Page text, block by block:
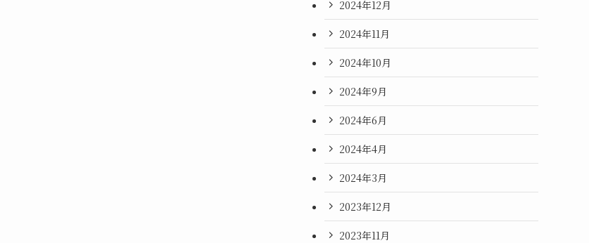
2024年12月
2024年11月
2024年10月
2024年9月
2024年6月
2024年4月
2024年3月
2023年12月
2023年11月